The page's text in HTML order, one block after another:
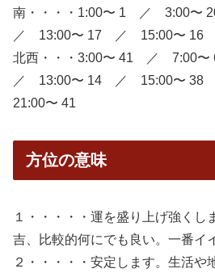
南・・・・1:00〜 1 ／ 3:00
／ 13:00〜 17 ／ 15:00〜 16
北西・・・3:00〜 41 ／ 7:00
／ 13:00〜 14 ／ 15:00〜
21:00〜 41
方位の意味
１・・・・・運を盛り上げ強くし
吉、比較的何にでも良い。一番イ
２・・・・・安定します。生活や